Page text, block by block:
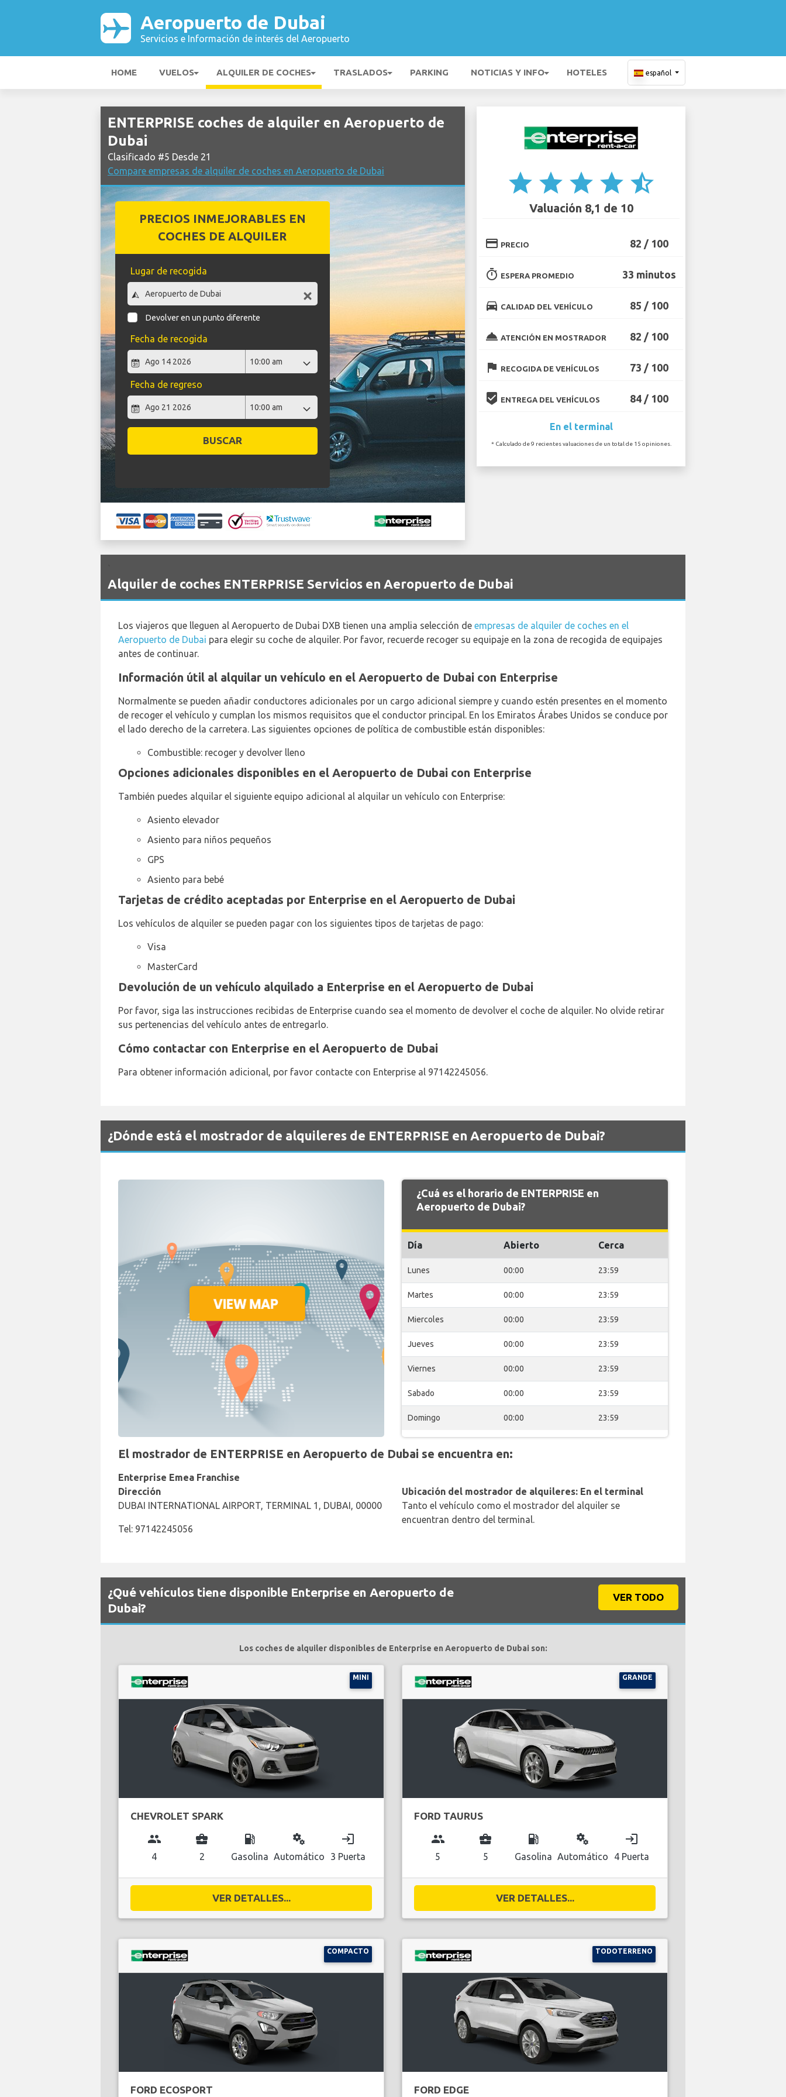
Aeropuerto de Dubai
Servicios e Información de interés del Aeropuerto
HOME VUELOS ALQUILER DE COCHES TRASLADOS PARKING NOTICIAS Y INFO HOTELES español
ENTERPRISE coches de alquiler en Aeropuerto de
Dubai
Clasificado #5 Desde 21
Compare empresas de alquiler de coches en Aeropuerto de Dubai
PRECIOS INMEJORABLES EN
COCHES DE ALQUILER
Lugar de recogida
Devolver en un punto diferente
Fecha de recogida
Fecha de regreso
BUSCAR
star star star star star_half
Valuación 8,1 de 10
credit_card PRECIO 82 / 100
timer ESPERA PROMEDIO 33 minutos
directions_car CALIDAD DEL VEHÍCULO 85 / 100
room_service ATENCIÓN EN MOSTRADOR 82 / 100
flag RECOGIDA DE VEHÍCULOS 73 / 100
beenhere ENTREGA DEL VEHÍCULOS 84 / 100
En el terminal
* Calculado de 9 recientes valuaciones de un total de 15 opiniones.
Alquiler de coches ENTERPRISE Servicios en Aeropuerto de Dubai
Los viajeros que lleguen al Aeropuerto de Dubai DXB tienen una amplia selección de empresas de alquiler de coches en el
Aeropuerto de Dubai para elegir su coche de alquiler. Por favor, recuerde recoger su equipaje en la zona de recogida de equipajes
antes de continuar.
Información útil al alquilar un vehículo en el Aeropuerto de Dubai con Enterprise
Normalmente se pueden añadir conductores adicionales por un cargo adicional siempre y cuando estén presentes en el momento
de recoger el vehículo y cumplan los mismos requisitos que el conductor principal. En los Emiratos Árabes Unidos se conduce por
el lado derecho de la carretera. Las siguientes opciones de política de combustible están disponibles:
Combustible: recoger y devolver lleno
Opciones adicionales disponibles en el Aeropuerto de Dubai con Enterprise
También puedes alquilar el siguiente equipo adicional al alquilar un vehículo con Enterprise:
Asiento elevador
Asiento para niños pequeños
GPS
Asiento para bebé
Tarjetas de crédito aceptadas por Enterprise en el Aeropuerto de Dubai
Los vehículos de alquiler se pueden pagar con los siguientes tipos de tarjetas de pago:
Visa
MasterCard
Devolución de un vehículo alquilado a Enterprise en el Aeropuerto de Dubai
Por favor, siga las instrucciones recibidas de Enterprise cuando sea el momento de devolver el coche de alquiler. No olvide retirar
sus pertenencias del vehículo antes de entregarlo.
Cómo contactar con Enterprise en el Aeropuerto de Dubai
Para obtener información adicional, por favor contacte con Enterprise al 97142245056.
¿Dónde está el mostrador de alquileres de ENTERPRISE en Aeropuerto de Dubai?
¿Cuá es el horario de ENTERPRISE en
Aeropuerto de Dubai?
Día Abierto Cerca
Lunes 00:00 23:59
Martes 00:00 23:59
Miercoles 00:00 23:59
Jueves 00:00 23:59
Viernes 00:00 23:59
Sabado 00:00 23:59
Domingo 00:00 23:59
El mostrador de ENTERPRISE en Aeropuerto de Dubai se encuentra en:
Enterprise Emea Franchise
Dirección
DUBAI INTERNATIONAL AIRPORT, TERMINAL 1, DUBAI, 00000
Tel: 97142245056
Ubicación del mostrador de alquileres: En el terminal
Tanto el vehículo como el mostrador del alquiler se
encuentran dentro del terminal.
¿Qué vehículos tiene disponible Enterprise en Aeropuerto de
Dubai?
VER TODO
Los coches de alquiler disponibles de Enterprise en Aeropuerto de Dubai son:
MINI
CHEVROLET SPARK
group
4
business_center
2
local_gas_station
Gasolina
miscellaneous_services
Automático
login
3 Puerta
VER DETALLES...
GRANDE
FORD TAURUS
group
5
business_center
5
local_gas_station
Gasolina
miscellaneous_services
Automático
login
4 Puerta
VER DETALLES...
COMPACTO
FORD ECOSPORT
TODOTERRENO
FORD EDGE